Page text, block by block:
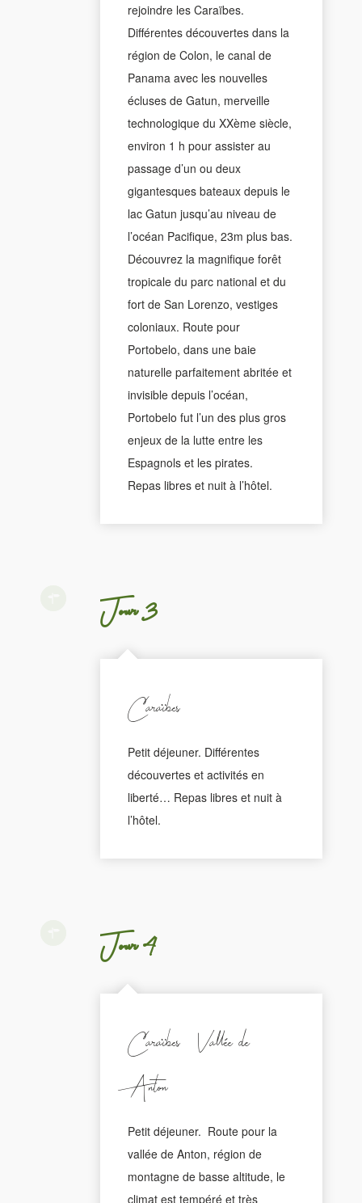
rejoindre les Caraïbes.
Différentes découvertes dans la
région de Colon, le canal de
Panama avec les nouvelles
écluses de Gatun, merveille
technologique du XXème siècle,
environ 1 h pour assister au
passage d’un ou deux
gigantesques bateaux depuis le
lac Gatun jusqu’au niveau de
l’océan Pacifique, 23m plus bas.
Découvrez la magnifique forêt
tropicale du parc national et du
fort de San Lorenzo, vestiges
coloniaux. Route pour
Portobelo, dans une baie
naturelle parfaitement abritée et
invisible depuis l’océan,
Portobelo fut l’un des plus gros
enjeux de la lutte entre les
Espagnols et les pirates.
Repas libres et nuit à l’hôtel.
Jour 3
Caraïbes
Petit déjeuner. Différentes
découvertes et activités en
liberté… Repas libres et nuit à
l’hôtel.
Jour 4
Caraïbes - Vallée de
Anton
Petit déjeuner. Route pour la
vallée de Anton, région de
montagne de basse altitude, le
climat est tempéré et très